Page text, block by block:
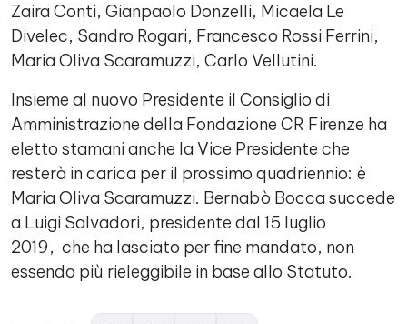
Zaira Conti, Gianpaolo Donzelli, Micaela Le
Divelec, Sandro Rogari, Francesco Rossi Ferrini,
Maria Oliva Scaramuzzi, Carlo Vellutini.
Insieme al nuovo Presidente il Consiglio di
Amministrazione della Fondazione CR Firenze ha
eletto stamani anche la Vice Presidente che
resterà in carica per il prossimo quadriennio: è
Maria Oliva Scaramuzzi. Bernabò Bocca succede
a Luigi Salvadori, presidente dal 15 luglio
2019, che ha lasciato per fine mandato, non
essendo più rieleggibile in base allo Statuto.